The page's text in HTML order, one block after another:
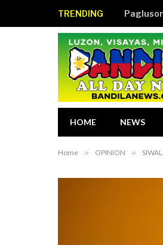
TRENDING
HOME NEWS
Home » OPINION »